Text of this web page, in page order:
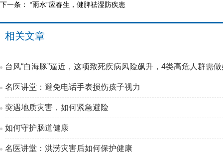
下一条： “雨水”应春生，健脾祛湿防疾患
相关文章
台风“白海豚”逼近，这项致死疾病风险飙升，4类高危人群需
名医讲堂：避免电话手表损伤孩子视力
突遇地质灾害，如何紧急避险
如何守护肠道健康
名医讲堂：洪涝灾害后如何保护健康